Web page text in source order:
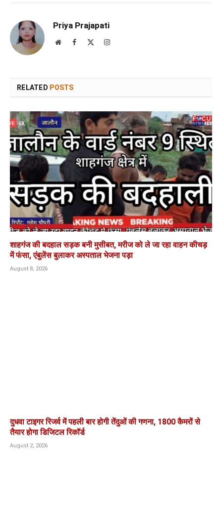
Priya Prajapati
WebsiteFacebook Instagram
RELATED POSTS
शाहगंज की बदहाल सड़क बनी मुसीबत, मरीज को ले जा रहा वाहन कीचड़
में फंसा, एंबुलेंस बुलाकर अस्पताल भेजना पड़ा
August 8, 2026
दुधवा टाइगर रिजर्व में पहली बार होगी तेंदुओं की गणना, 1800 कैमरों से
तैयार होगा डिजिटल रिकॉर्ड
August 2, 2026